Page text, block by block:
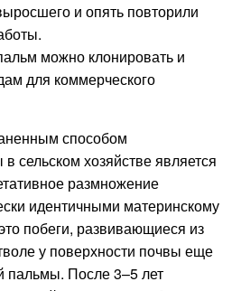
и опять повторили
можно клонировать и
для коммерческого
способом
сельском хозяйстве является
размножение
идентичными материнскому
побеги, развивающиеся из
у поверхности почвы еще
пальмы. После 3–5 лет